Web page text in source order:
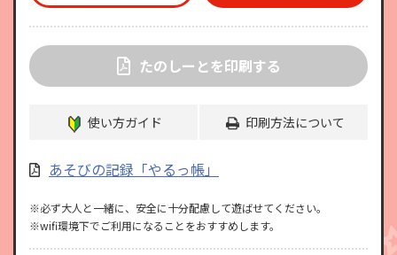
たのしーとを印刷する
使い方ガイド 印刷方法について
あそびの記録「やるっ帳」
※必ず大人と一緒に、安全に十分配慮して遊ばせてください。
※wifi環境下でご利用になることをおすすめします。